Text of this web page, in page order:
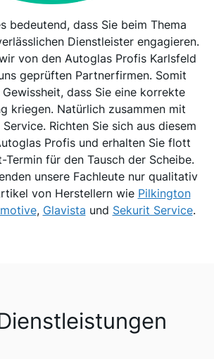
bedeutend, dass Sie beim Thema
Dienstleister engagieren.
von den Autoglas Profis Karlsfeld
geprüften Partnerfirmen. Somit
dass Sie eine korrekte
kriegen. Natürlich zusammen mit
Richten Sie sich aus diesem
Profis und erhalten Sie flott
Termin für den Tausch der Scheibe.
unsere Fachleute nur qualitativ
von Herstellern wie Pilkington
, Glavista und Sekurit Service.